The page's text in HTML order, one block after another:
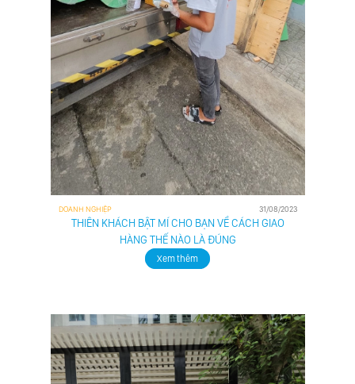
DOANH NGHIỆP 31/08/2023
THIÊN KHÁCH BẬT MÍ CHO BẠN VỀ CÁCH GIAO
HÀNG THẾ NÀO LÀ ĐÚNG
Xem thêm